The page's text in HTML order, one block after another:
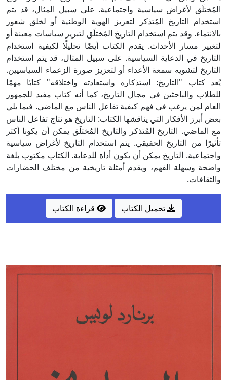
المُختلَق لأغراض سياسية واجتماعية. على سبيل المثال، قد يتم
استخدام التاريخ المُتذكر لتعزيز الهوية الوطنية أو لخلق شعور
بالانتماء. وقد يتم استخدام التاريخ المُختلَق لتبرير سياسات معينة أو
لتغيير مسار الأحداث. يقدم الكتاب أيضًا تحليلًا لكيفية استخدام
التاريخ في الدعاية السياسية. على سبيل المثال، قد يتم استخدام
التاريخ لتشويه سمعة الأعداء أو لتعزيز صورة الزعماء السياسيين.
يُعد كتاب "التاريخ: استذكاره واستعادته واختلاقه" كتابًا مهمًا
للطلاب والباحثين في مجال التاريخ، كما أنه كتاب مفيد للجمهور
العام لمن يرغب في فهم كيفية تفاعل الناس مع الماضي. فيما يلي
بعض أبرز الأفكار التي يناقشها الكتاب: التاريخ هو نتاج تفاعل الناس
مع الماضي. التاريخ المُتذكر والتاريخ المُختلَق يمكن أن يكونا أكثر
تأثيرًا من التاريخ الحقيقي. يتم استخدام التاريخ لأغراض سياسية
واجتماعية. التاريخ يمكن أن يكون أداة للدعاية. الكتاب مكتوب بلغة
واضحة وسهلة الفهم، ويقدم أمثلة تاريخية من مختلف الحضارات
والثقافات.
تحميل الكتاب قراءة الكتاب